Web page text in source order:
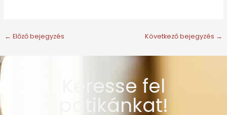
← Előző bejegyzés Következő bejegyzés →
Keresse fel
patikánkat!